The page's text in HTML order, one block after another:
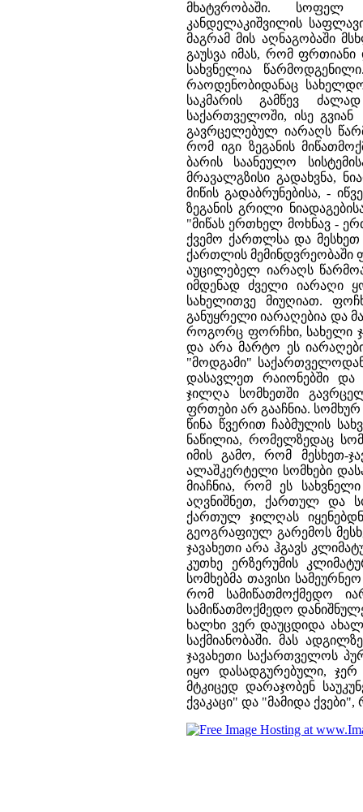
მხატვრობაში. სოფელ
კანდელაკიშვილის
მაგრამ მის აღნაგობაში
გაუსვა იმას, რომ
სახვნელია
რაოდენობიდანაც
საკმარის გამწევ
საქართველოში, ისე
გავრცელებულ იარაღს
რომ იგი ზეგანის
ბარის საანეულო
მრავალგზისი გადახვნა,
მიწის გადაბრუნებისა, -
ზეგანის გრილი
"მიწას ერთხელ მოხნავ -
ქვემო ქართლსა და მესხეთ
ქართლის მემინდვრეობაში
აუცილებელ იარაღს
იმდენად ძველი იარაღი
სახელითვე მიუღიათ.
განუყრელი იარაღებია და
როგორც ფორჩხი, სახელი
და არა მარტო ეს
"მოდგამი"
დასავლეთ რაიონებში და
ჯილღა სომხეთში
ფრთები არ გააჩნია.
წინა წვერით ჩაბმულის
ნაწილია, რომელზედაც
იმის გამო, რომ მესხეთ-
ალაშკერტელი სომხები
მიაჩნია, რომ ეს
აღვნიშნეთ, ქართულ და
ქართულ ჯილღას
გეოგრაფიულ გარემოს
ჯავახეთი არა ჰგავს
კუთხე ერზერუმის
სომხებმა თავისი
რომ სამიწათმოქმედო
სამიწათმოქმედო
ხალხი ვერ დაუცდიდა ახალ
საქმიანობაში. მას
ჯავახეთი საქართველოს
იყო დასადგურებული,
მტკიცედ დარაჯობენ
ქვაკაცი" და "მამიდა